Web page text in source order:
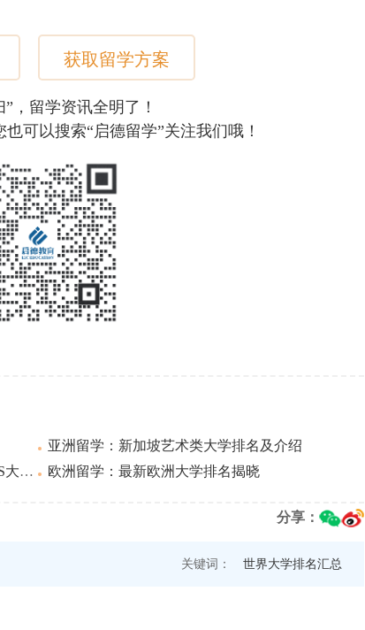
获取留学方案
，留学资讯全明了！
可以搜索“启德留学”关注我们哦！
亚洲留学：新加坡艺术类大学排名及介绍
名
欧洲留学：最新欧洲大学排名揭晓
分享：
关键词： 世界大学排名汇总